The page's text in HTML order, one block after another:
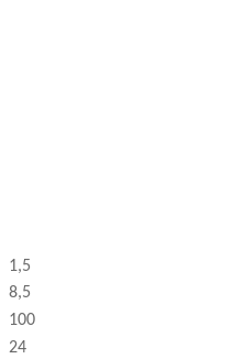
1,5
8,5
100
24